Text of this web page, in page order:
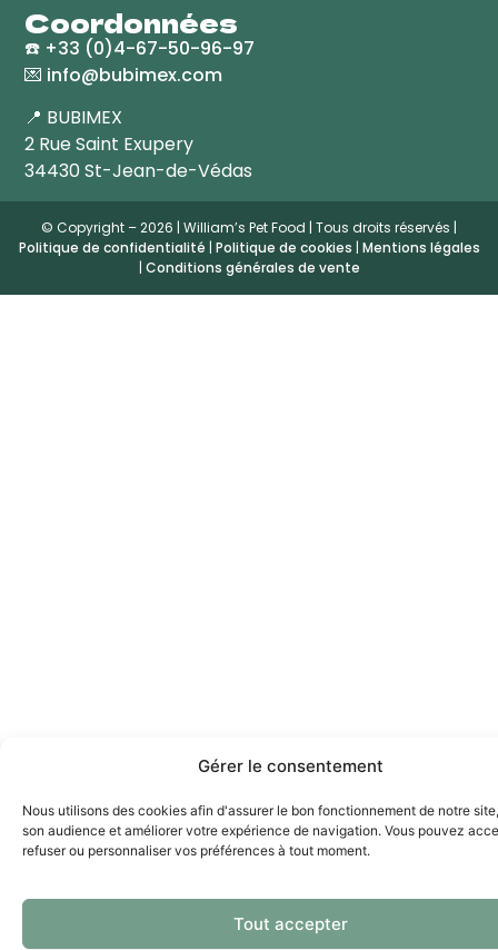
Gérer le consentement
Nous utilisons des cookies afin d'assurer le bon fonctionnement de notre
son audience et améliorer votre expérience de navigation. Vous pouvez
refuser ou personnaliser vos préférences à tout moment.
Tout accepter
Coordonnées
☎️ +33 (0)4-67-50-96-97
💌 info@bubimex.com
📍 BUBIMEX
2 Rue Saint Exupery
34430 St-Jean-de-Védas
© Copyright – 2026 | William’s Pet Food | Tous droits réservés |
Politique de confidentialité | Politique de cookies | Mentions légales
| Conditions générales de vente